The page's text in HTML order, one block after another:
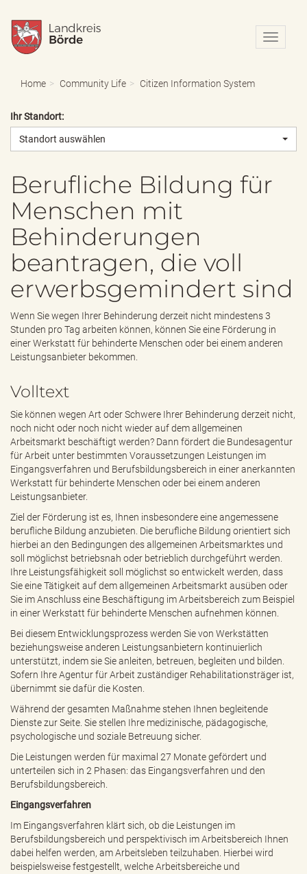
N
a
o
b
n
d
Home Community Life Citizen Information System
Ihr Standort:
Standort auswählen
Berufliche Bildung für
Menschen mit
Behinderungen
beantragen, die voll
erwerbsgemindert sind
Wenn Sie wegen Ihrer Behinderung derzeit nicht mindestens 3
Stunden pro Tag arbeiten können, können Sie eine Förderung in
einer Werkstatt für behinderte Menschen oder bei einem anderen
Leistungsanbieter bekommen.
Volltext
Sie können wegen Art oder Schwere Ihrer Behinderung derzeit nicht,
noch nicht oder noch nicht wieder auf dem allgemeinen
Arbeitsmarkt beschäftigt werden? Dann fördert die Bundesagentur
für Arbeit unter bestimmten Voraussetzungen Leistungen im
Eingangsverfahren und Berufsbildungsbereich in einer anerkannten
Werkstatt für behinderte Menschen oder bei einem anderen
Leistungsanbieter.
Ziel der Förderung ist es, Ihnen insbesondere eine angemessene
berufliche Bildung anzubieten. Die berufliche Bildung orientiert sich
hierbei an den Bedingungen des allgemeinen Arbeitsmarktes und
soll möglichst betriebsnah oder betrieblich durchgeführt werden.
Ihre Leistungsfähigkeit soll möglichst so entwickelt werden, dass
Sie eine Tätigkeit auf dem allgemeinen Arbeitsmarkt ausüben oder
Sie im Anschluss eine Beschäftigung im Arbeitsbereich zum Beispiel
in einer Werkstatt für behinderte Menschen aufnehmen können.
Bei diesem Entwicklungsprozess werden Sie von Werkstätten
beziehungsweise anderen Leistungsanbietern kontinuierlich
unterstützt, indem sie Sie anleiten, betreuen, begleiten und bilden.
Sofern Ihre Agentur für Arbeit zuständiger Rehabilitationsträger ist,
übernimmt sie dafür die Kosten.
Während der gesamten Maßnahme stehen Ihnen begleitende
Dienste zur Seite. Sie stellen Ihre medizinische, pädagogische,
psychologische und soziale Betreuung sicher.
Die Leistungen werden für maximal 27 Monate gefördert und
unterteilen sich in 2 Phasen: das Eingangsverfahren und den
Berufsbildungsbereich.
Eingangsverfahren
Im Eingangsverfahren klärt sich, ob die Leistungen im
Berufsbildungsbereich und perspektivisch im Arbeitsbereich Ihnen
dabei helfen werden, am Arbeitsleben teilzuhaben. Hierbei wird
beispielsweise festgestellt, welche Arbeitsbereiche und